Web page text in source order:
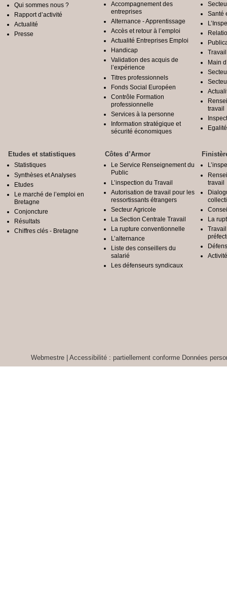
Qui sommes nous ?
Rapport d’activité
Actualité
Presse
Accompagnement des
entreprises
Alternance - Apprentissage
Accès et retour à l’emploi
Actualité Entreprises Emploi
Handicap
Validation des acquis de
l’expérience
Titres professionnels
Fonds Social Européen
Contrôle Formation
professionnelle
Services à la personne
Information stratégique et
sécurité économiques
Santé
Main
travail
Etudes et statistiques
Statistiques
Synthèses et Analyses
Etudes
Le marché de l’emploi en
Bretagne
Conjoncture
Résultats
Chiffres clés - Bretagne
Côtes d’Armor
Le Service Renseignement du
Public
L’inspection du Travail
Autorisation de travail pour les
ressortissants étrangers
Secteur Agricole
La Section Centrale Travail
La rupture conventionnelle
L’alternance
Liste des conseillers du
salarié
Les défenseurs syndicaux
travail
La
Webmestre| Accessibilité : partiellement conforme Données